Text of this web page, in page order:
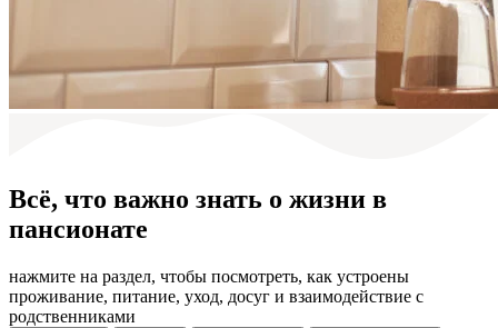
Всё, что важно знать о жизни в
пансионате
нажмите на раздел, чтобы посмотреть, как устроены
проживание, питание, уход, досуг и взаимодействие с
родственниками